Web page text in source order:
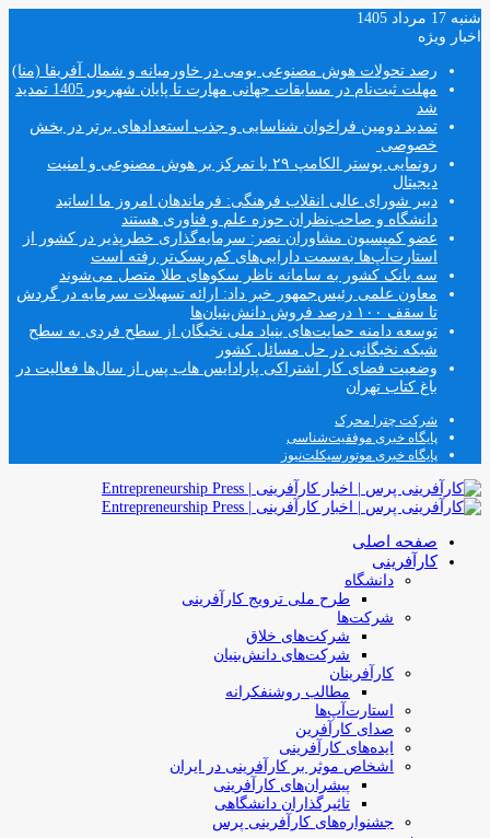
شنبه 17 مرداد 1405
اخبار ویژه
رصد تحولات هوش مصنوعی بومی در خاورمیانه و شمال آفریقا (منا)
مهلت ثبت‌نام در مسابقات جهانی مهارت تا پایان شهریور 1405 تمدید
شد
تمدید دومین فراخوان شناسایی و جذب استعدادهای برتر در بخش
خصوصی
رونمایی پوستر الکامپ ۲۹ با تمرکز بر هوش مصنوعی و امنیت
دیجیتال
دبیر شورای عالی انقلاب فرهنگی: فرماندهان امروز ما اساتید
دانشگاه و صاحب‌نظران حوزه علم و فناوری هستند
عضو کمیسیون مشاوران نصر: سرمایه‌گذاری خطرپذیر در کشور از
استارت‌آپ‌ها به‌سمت دارایی‌های کم‌ریسک‌تر رفته است
سه بانک کشور به سامانه ناظر سکوهای طلا متصل می‌شوند
معاون علمی رئیس‌جمهور خبر داد: ارائه تسهیلات سرمایه در گردش
تا سقف ۱۰۰ درصد فروش دانش‌بنیان‌ها
توسعه دامنه حمایت‌های بنیاد ملی نخبگان از سطح فردی به سطح
شبکه نخبگانی در حل مسائل کشور
وضعیت فضای کار اشتراکی پارادایس هاب پس از سال‌ها فعالیت در
باغ کتاب تهران
شرکت چترا محرک
پایگاه خبری موفقیت‌شناسی
پایگاه خبری موتورسیکلت‌نیوز
صفحه اصلی
کارآفرینی
دانشگاه
طرح ملی ترویج کارآفرینی
شرکت‌ها
شرکت‌های خلاق
شرکت‌های دانش‌بنیان
کارآفرینان
مطالب روشنفکرانه
استارت‌آپ‌ها
صدای کارآفرین
ایده‌های کارآفرینی
اشخاص موثر بر کارآفرینی در ایران
پیشران‌های کارآفرینی
تاثیرگذاران دانشگاهی
جشنواره‌های کارآفرینی‌ پرس